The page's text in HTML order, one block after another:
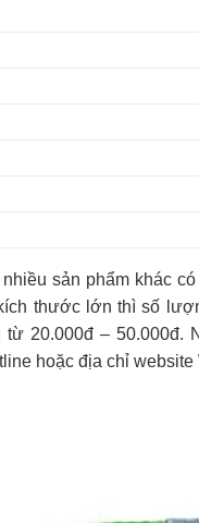
sản phẩm khác
thước lớn thì số
20.000đ – 50.000đ.
hoặc địa chỉ